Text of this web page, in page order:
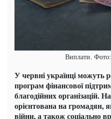
Виплати. Фото:
У червні українці можуть
програм фінансової
благодійних організацій.
орієнтована на громадян,
війни, а також соціально